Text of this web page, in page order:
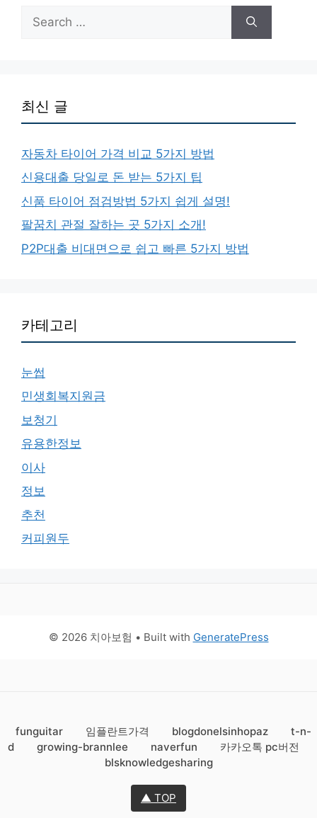
for:
최신 글
자동차 타이어 가격 비교 5가지 방법
신용대출 당일로 돈 받는 5가지 팁
신품 타이어 점검방법 5가지 쉽게 설명!
팔꿈치 관절 잘하는 곳 5가지 소개!
P2P대출 비대면으로 쉽고 빠른 5가지 방법
카테고리
눈썹
민생회복지원금
보청기
유용한정보
이사
정보
추천
커피원두
© 2026 치아보험 • Built with GeneratePress
funguitar 임플란트가격 blogdonelsinhopaz
t-n-
d
growing-brannlee naverfun
카카오톡 pc버전
blsknowledgesharing
▲ TOP